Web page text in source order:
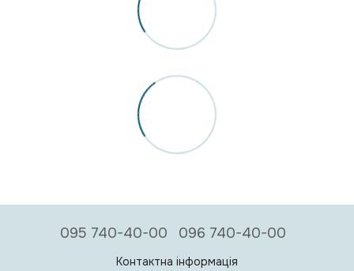
095 740-40-00 096 740-40-00
Контактна інформація